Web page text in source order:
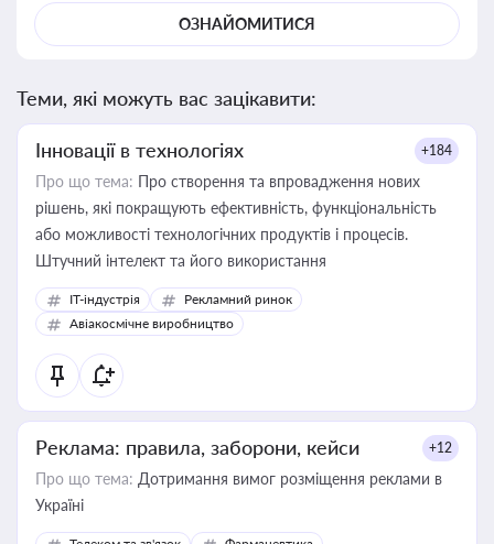
ОЗНАЙОМИТИСЯ
Теми, які можуть вас зацікавити:
Інновації в технологіях +184
Про що тема: Про створення та впровадження нових
рішень, які покращують ефективність, функціональність
або можливості технологічних продуктів і процесів.
Штучний інтелект та його використання
IT-індустрія
Рекламний ринок
Авіакосмічне виробництво
Реклама: правила, заборони, кейси +12
Про що тема: Дотримання вимог розміщення реклами в
Україні